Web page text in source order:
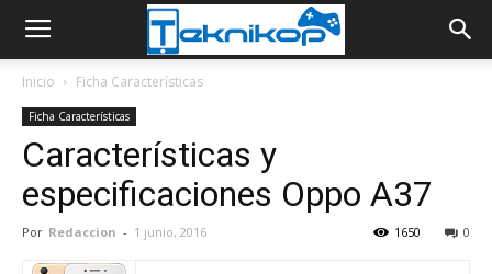
Inicio Ficha Características
Ficha Características
Características y
especificaciones Oppo A37
Por Redaccion - 1 junio, 2016 0
1650